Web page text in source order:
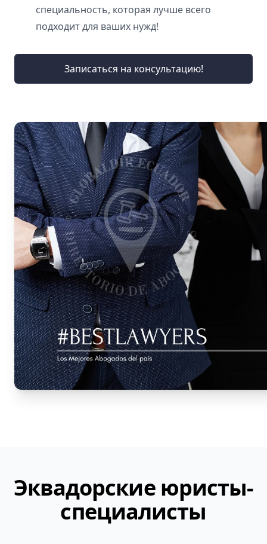
специальность, которая лучше всего
подходит для ваших нужд!
Записаться на консультацию!
Эквадорские юристы-
специалисты